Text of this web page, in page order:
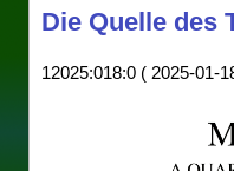
Die Quelle des
12025:018:0 ( 2025-01-